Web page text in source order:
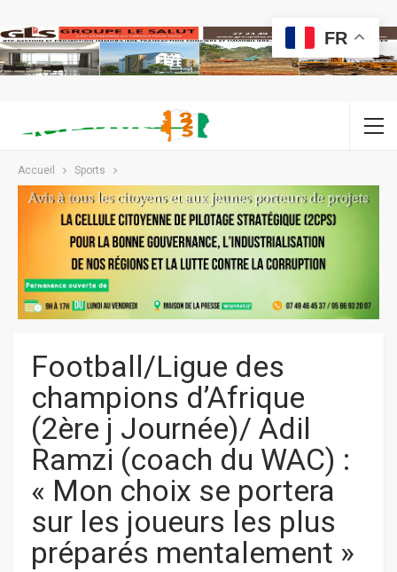
Accueil Sports
Football/Ligue des
champions d’Afrique
(2ère j Journée)/ Adil
Ramzi (coach du WAC) :
« Mon choix se portera
sur les joueurs les plus
préparés mentalement »
FR